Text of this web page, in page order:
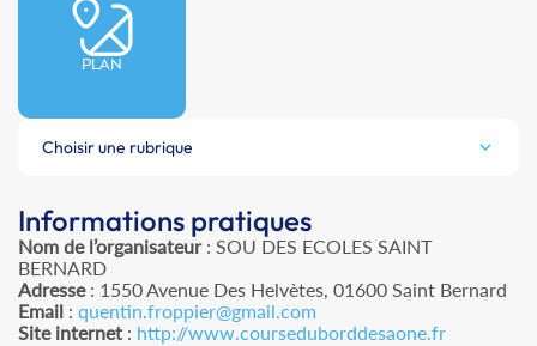
PLAN
Choisir une rubrique
Informations pratiques
Nom de l’organisateur: SOU DES ECOLES SAINT
BERNARD
Adresse: 1550 Avenue Des Helvètes, 01600 Saint Bernard
Email : quentin.froppier@gmail.com
Site internet : http://www.courseduborddesaone.fr